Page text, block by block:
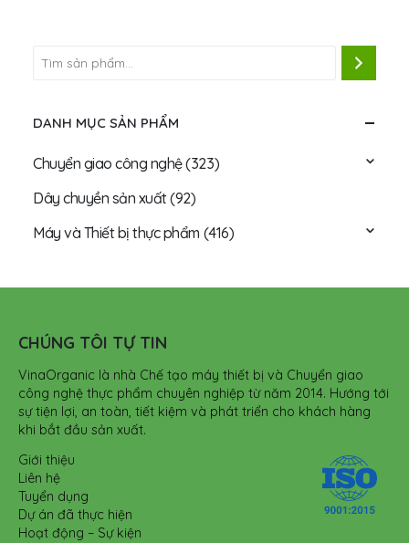
DANH MỤC SẢN PHẨM
Chuyển giao công nghệ(323)
Dây chuyền sản xuất(92)
Máy và Thiết bị thực phẩm (416)
CHÚNG TÔI TỰ TIN
VinaOrganic là nhà Chế tạo máy thiết bị và Chuyển giao
công nghệ thực phẩm chuyên nghiệp từ năm 2014. Hướng tới
sự tiện lợi, an toàn, tiết kiệm và phát triển cho khách hàng
khi bắt đầu sản xuất.
Giới thiệu
Liên hệ
Tuyển dụng
Dự án đã thực hiện
Hoạt động – Sự kiện